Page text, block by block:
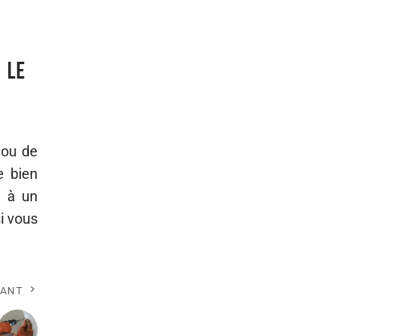
le
de
bien
à un
vous